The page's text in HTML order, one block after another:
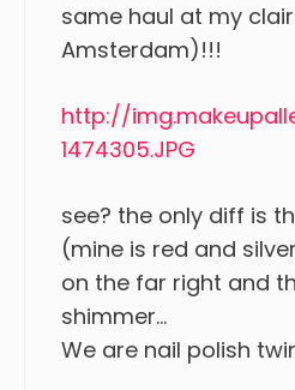
same haul at my
Amsterdam)!!!
http://
1474305.JPG
see? the only diff is
(mine is red and
on the far right and
shimmer…
We are nail polish